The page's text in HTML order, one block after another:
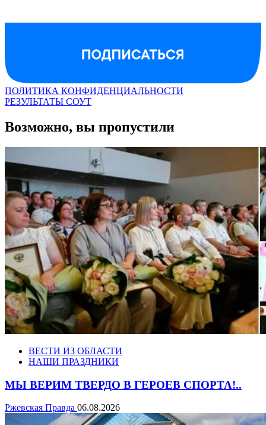
ПОЛИТИКА КОНФИДЕНЦИАЛЬНОСТИ
РЕЗУЛЬТАТЫ СОУТ
Возможно, вы пропустили
ВЕСТИ ИЗ ОБЛАСТИ
НАШИ ПРАЗДНИКИ
МЫ ВЕРИМ ТВЕРДО В ГЕРОЕВ СПОРТА!..
Ржевская Правда 06.08.2026